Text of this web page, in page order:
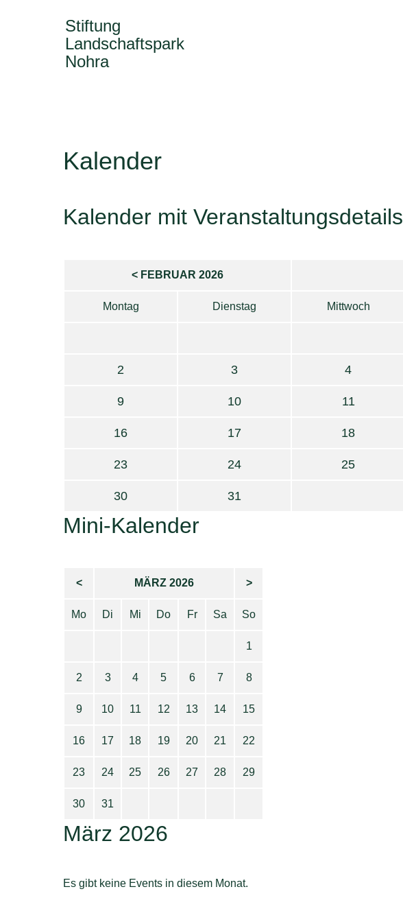
Stiftung
Landschaftspark
Nohra
Kalender
Kalender mit Veranstaltungsdetails
< FEBRUAR 2026
Montag Dienstag Mittwoch
2 3 4
9 10 11
16 17 18
23 24 25
30 31
Mini-Kalender
< MÄRZ 2026 >
Mo Di Mi Do Fr Sa So
1
2 3 4 5 6 7 8
9 10 11 12 13 14 15
16 17 18 19 20 21 22
23 24 25 26 27 28 29
30 31
März 2026
Es gibt keine Events in diesem Monat.